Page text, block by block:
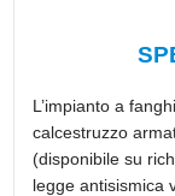
L’impianto a
calcestruzzo
(disponibile su
legge antisismica